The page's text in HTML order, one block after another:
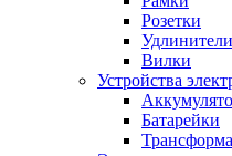
Розетки
Вилки
Устройства
Батарейки